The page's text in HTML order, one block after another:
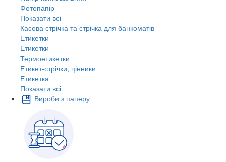
Фотопапір
Показати всі
Касова стрічка та стрічка для банкоматів
Етикетки
Етикетки
Термоетикетки
Етикет-стрічки, цінники
Етикетка
Показати всі
Вироби з паперу